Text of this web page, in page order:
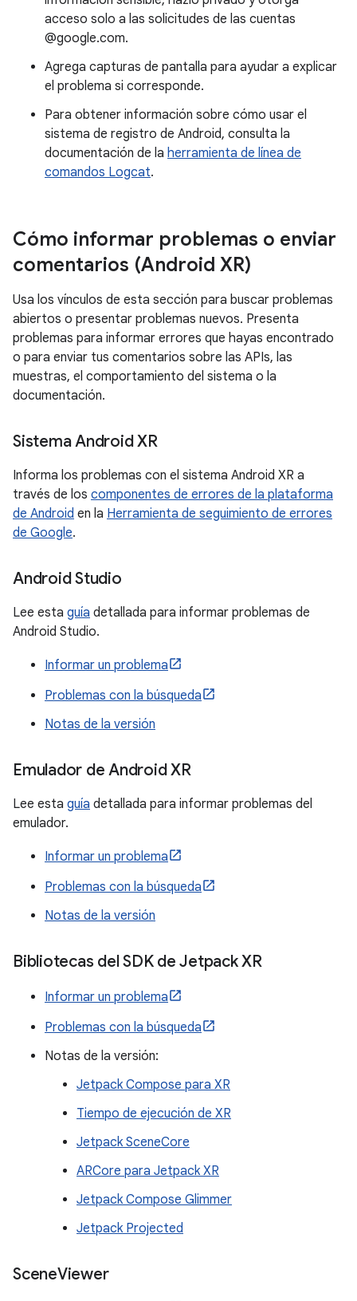
acceso solo a las solicitudes de las cuentas
@google.com.
Agrega capturas de pantalla para ayudar a explicar
el problema si corresponde.
Para obtener información sobre cómo usar el
sistema de registro de Android, consulta la
documentación de la herramienta de línea de
comandos Logcat.
Cómo informar problemas o enviar
comentarios (Android XR)
Usa los vínculos de esta sección para buscar problemas
abiertos o presentar problemas nuevos. Presenta
problemas para informar errores que hayas encontrado
o para enviar tus comentarios sobre las APIs, las
muestras, el comportamiento del sistema o la
documentación.
Sistema Android XR
Informa los problemas con el sistema Android XR a
través de los componentes de errores de la plataforma
de Android en la Herramienta de seguimiento de errores
de Google.
Android Studio
Lee esta guía detallada para informar problemas de
Android Studio.
Informar un problema
Problemas con la búsqueda
Notas de la versión
Emulador de Android XR
Lee esta guía detallada para informar problemas del
emulador.
Informar un problema
Problemas con la búsqueda
Notas de la versión
Bibliotecas del SDK de Jetpack XR
Informar un problema
Problemas con la búsqueda
Notas de la versión:
Jetpack Compose para XR
Tiempo de ejecución de XR
Jetpack SceneCore
ARCore para Jetpack XR
Jetpack Compose Glimmer
Jetpack Projected
SceneViewer